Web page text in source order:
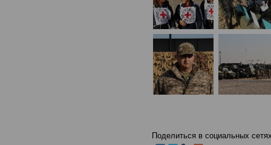
Поделиться в социальных